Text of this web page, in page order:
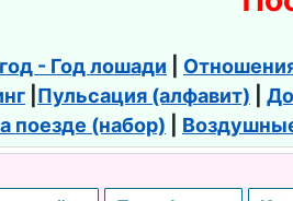
- Год лошади
Пульсация (алфавит)
поезде (набор)